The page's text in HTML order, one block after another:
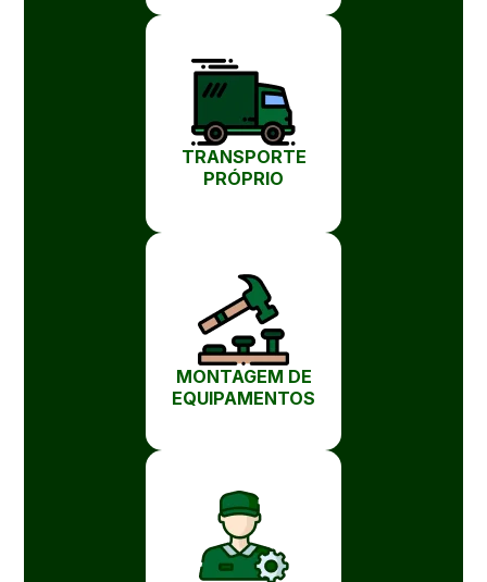
TRANSPORTE
PRÓPRIO
MONTAGEM DE
EQUIPAMENTOS